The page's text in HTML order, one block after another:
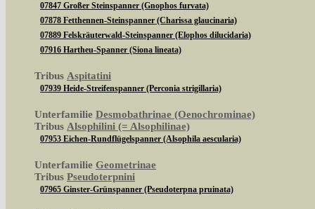
07847 Großer Steinspanner (Gnophos furvata)
07878 Fetthennen-Steinspanner (Charissa glaucinaria)
07889 Felskräuterwald-Steinspanner (Elophos dilucidaria)
07916 Hartheu-Spanner (Siona lineata)
Tribus Aspitatini
07939 Heide-Streifenspanner (Perconia strigillaria)
Unterfamilie Desmobathrinae (Oenochrominae)
Tribus Alsophilini (= Alsophilinae)
07953 Eichen-Rundflügelspanner (Alsophila aescularia)
Unterfamilie Geometrinae
Tribus Pseudoterpnini
07965 Ginster-Grünspanner (Pseudoterpna pruinata)